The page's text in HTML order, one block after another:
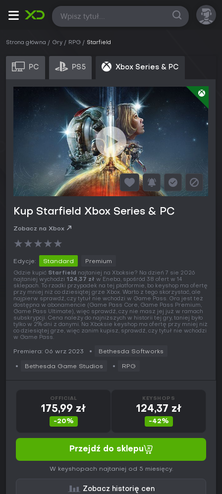
Wszystkie
Strona główna Gry RPG Starfield
PC PS5 Xbox Series & PC
Kup Starfield Xbox Series & PC
Zobacz na Xbox
★★★★★
Edycje: Standard Premium
Gdzie kupić Starfield najtaniej na Xboksie? Na dzień 7 sie 2026
najtaniej wychodzi 124,37 zł w Eneba, spośród 38 ofert w 14
sklepach. To rzadki przypadek na tej platformie, bo keyshop ma ofertę
przy mniej niż co dziesiątej grze Xbox. Warto z tego skorzystać, ale
najpierw sprawdź, czy tytuł nie wchodzi w Game Pass. Gra jest też
dostępna w abonamencie (Game Pass Core, Game Pass Premium,
Game Pass Ultimate), więc sprawdź, czy nie masz jej już w ramach
subskrypcji. Cena należy do najniższych w historii tej gry, taniej było
tylko w 2% dni z danymi. Na Xboksie keyshop ma ofertę przy mniej niż
co dziesiątej grze, więc zanim kupisz, sprawdź, czy tytuł nie wchodzi
w Game Pass.
Premiera: 06 wrz 2023 Bethesda Softworks
Bethesda Game Studios RPG
OFFICIAL
175,99 zł
-20%
KEYSHOPS
124,37 zł
-42%
Przejdź do sklepu
W keyshopach najtaniej od 5 miesięcy.
Zobacz historię cen